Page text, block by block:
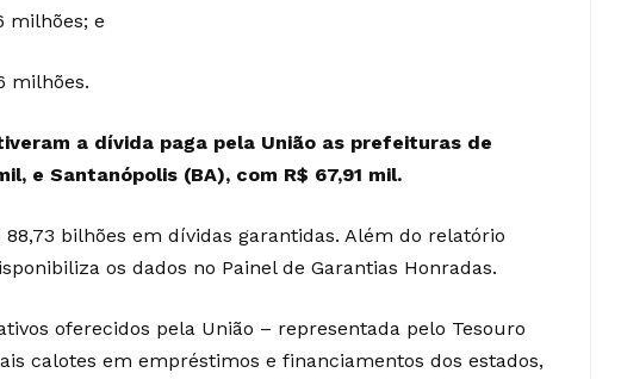
milhões; e
milhões.
a dívida paga pela União as prefeituras de
e Santanópolis (BA), com R$ 67,91 mil.
88,73 bilhões em dívidas garantidas. Além do relatório
os dados no Painel de Garantias Honradas.
oferecidos pela União – representada pelo Tesouro
calotes em empréstimos e financiamentos dos estados,